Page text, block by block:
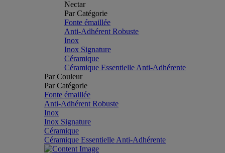
Nectar
Par Catégorie
Fonte émaillée
Anti-Adhérent Robuste
Inox
Inox Signature
Céramique
Céramique Essentielle Anti-Adhérente
Par Couleur
Par Catégorie
Fonte émaillée
Anti-Adhérent Robuste
Inox
Inox Signature
Céramique
Céramique Essentielle Anti-Adhérente